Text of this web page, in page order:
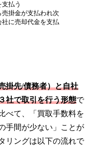
払う
売掛金が支払われ次
に売却代金を支払
掛先/債務者）と自社
社で取引を行う形態で
べて、「買取手数料を
手間が少ない」ことが
リングは以下の流れで